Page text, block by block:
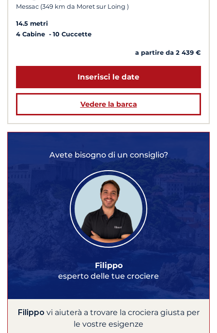
Messac (349 km da Moret sur Loing )
14.5 metri
4 Cabine
10 Cuccette
a partire da 2 439 €
Inserisci le date
Vedere la barca
Avete bisogno di un consiglio?
Filippo
esperto delle tue crociere
Filippo vi aiuterà a trovare la crociera giusta per
le vostre esigenze